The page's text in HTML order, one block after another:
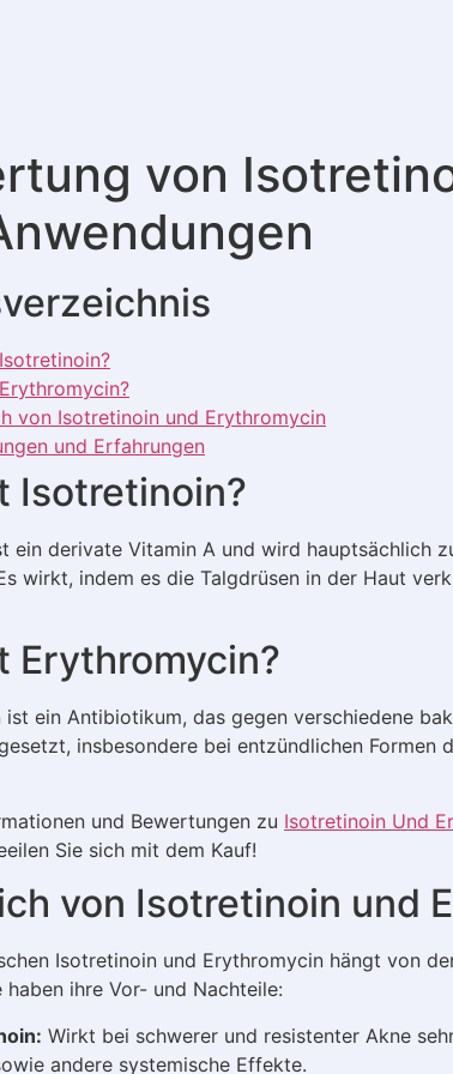
von
von Isotretinoin und Erythromycin
und Erfahrungen
Isotretinoin?
ein derivate Vitamin A und wird hauptsächlich
wirkt, indem es die Talgdrüsen in der Haut
Erythromycin?
ist ein Antibiotikum, das gegen verschiedene
insbesondere bei entzündlichen
und Bewertungen zu Isotretinoin Und
Sie sich mit dem Kauf!
von Isotretinoin und
Isotretinoin und Erythromycin hängt von
haben ihre Vor- und Nachteile:
Wirkt bei schwerer und resistenter Akne
andere systemische Effekte.